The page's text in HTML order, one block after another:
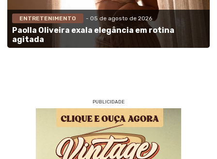
ENTRETENIMENTO - 05 de agosto de 2026
Paolla Oliveira exala elegância em rotina
agitada
PUBLICIDADE